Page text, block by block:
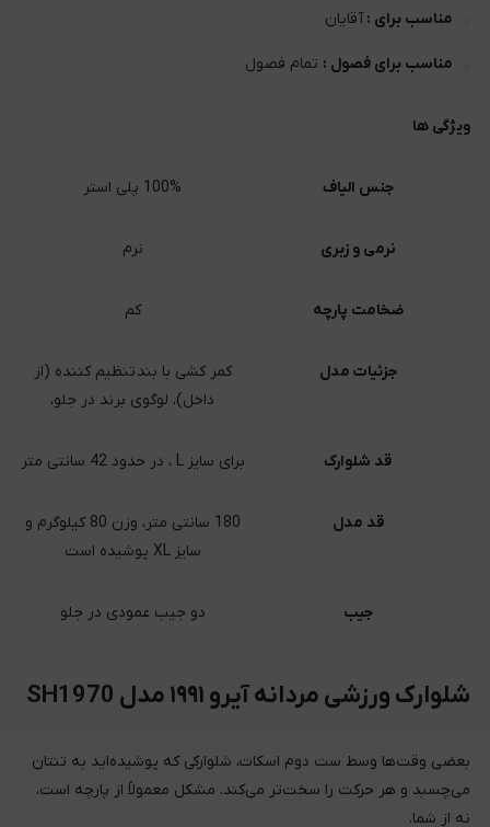
مناسب برای : آقایان
مناسب برای فصول : تمام فصول
ویژگی ها
جنس الیاف 100% پلی استر
نرمی و زبری نرم
ضخامت پارچه کم
جزئیات مدل
کمر کشی با بند تنظیم کننده (از
داخل)، لوگوی برند در جلو،
قد شلوارک برای سایز L ، در حدود 42 سانتی متر
قد مدل
180 سانتی متر، وزن 80 کیلوگرم و
سایز XL پوشیده است
جیب دو جیب عمودی در جلو
شلوارک ورزشی مردانه آیرو ۱۹۹۱ مدل SH1970
بعضی وقت‌ها وسط ست دوم اسکات، شلوارکی که پوشیده‌اید به تنتان
می‌چسبد و هر حرکت را سخت‌تر می‌کند. مشکل معمولاً از پارچه است،
نه از شما.